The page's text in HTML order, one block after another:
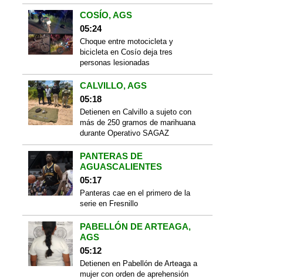
COSÍO, AGS
05:24
Choque entre motocicleta y
bicicleta en Cosío deja tres
personas lesionadas
CALVILLO, AGS
05:18
Detienen en Calvillo a sujeto con
más de 250 gramos de marihuana
durante Operativo SAGAZ
PANTERAS DE
AGUASCALIENTES
05:17
Panteras cae en el primero de la
serie en Fresnillo
PABELLÓN DE ARTEAGA,
AGS
05:12
Detienen en Pabellón de Arteaga a
mujer con orden de aprehensión